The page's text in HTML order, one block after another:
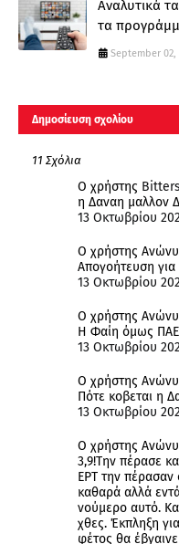
Αναλυτικά
τα
September 02,
Δημοσίευση σχολίου
11 Σχόλια
Ο χρήστης
η Δαναη μαλλον
13 Οκτωβρίου
Ο χρήστης
Απογοήτευση για
13 Οκτωβρίου
Ο χρήστης
Η Φαίη όμως
13 Οκτωβρίου
Ο χρήστης
Πότε κοβεται η
13 Οκτωβρίου
Ο χρήστης
3,9!Την πέρασε
ΕΡΤ την πέρασαν
καθαρά αλλά
νούμερο αυτό.
χθες. Έκπληξη
φέτος θα